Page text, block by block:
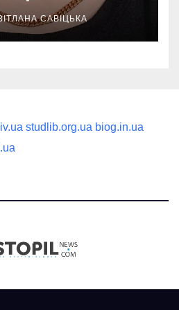
по выбору
САВІЦЬКА
studlib.org.ua biog.in.ua